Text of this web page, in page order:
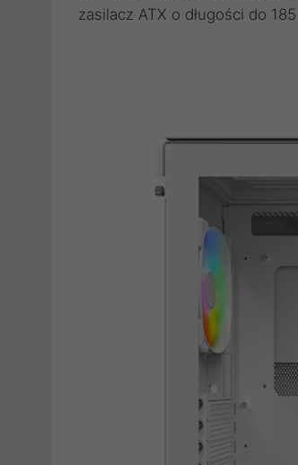
zasilacz ATX o długości do